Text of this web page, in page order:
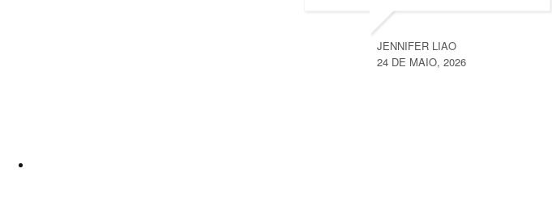
JENNIFER LIAO
24 DE MAIO, 2026